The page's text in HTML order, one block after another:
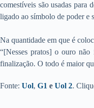
comestíveis são usadas para
ligado ao símbolo de poder e
Na quantidade em que é
“[Nesses pratos] o ouro
finalização. O todo é maior
Fonte: Uol, G1 e Uol 2.